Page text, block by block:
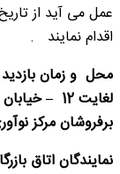
عمل می آید از
اقدام نمایند .
لغایت 12
برفروشان مرکز
نمایندگان اتاق